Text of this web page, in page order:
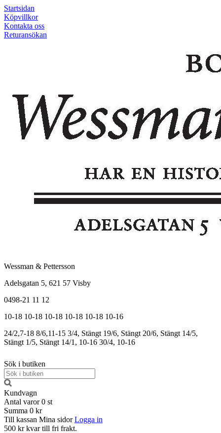
Startsidan
Köpvillkor
Kontakta oss
Returansökan
Wessman & Pettersson
Adelsgatan 5, 621 57 Visby
0498-21 11 12
10-18 10-18 10-18 10-18 10-18 10-16
24/2,7-18 8/6,11-15 3/4, Stängt 19/6, Stängt 20/6, Stängt 14/5,
Stängt 1/5, Stängt 14/1, 10-16 30/4, 10-16
Sök i butiken
Kundvagn
Antal varor 0 st
Summa 0 kr
Till kassan Mina sidor Logga in
500 kr kvar till fri frakt.